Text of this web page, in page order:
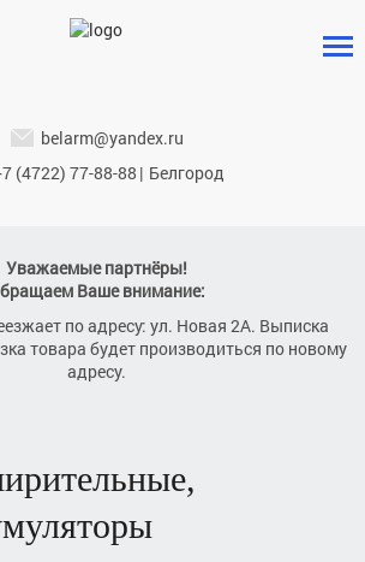
belarm@yandex.ru
(4722) 77-88-88 | Белгород
Уважаемые партнёры!
Ваше внимание:
по адресу: ул. Новая 2А. Выписка
товара будет производиться по новому
адресу.